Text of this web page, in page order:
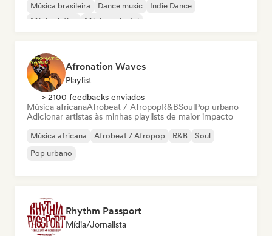
Música brasileira
Dance music
Indie Dance
Música latina
Música oriental
Afronation Waves
Playlist
> 2100 feedbacks enviados
Música africanaAfrobeat / AfropopR&BSoulPop urbano
Adicionar artistas às minhas playlists de maior impacto
Música africana Afrobeat / Afropop R&B
Soul
Pop urbano
Rhythm Passport
Mídia/Jornalista